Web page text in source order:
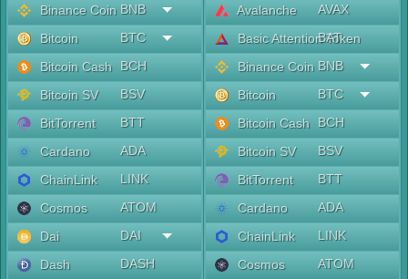
Binance Coin BNB
Bitcoin
BTC
Bitcoin Cash
BCH
Bitcoin SV
BSV
BitTorrent
BTT
Cardano
ADA
ChainLink
LINK
Cosmos
ATOM
Dai
DAI
Dash
DASH
Avalanche
AVAX
Basic Attention Token
BAT
Binance Coin BNB
Bitcoin
BTC
Bitcoin Cash
BCH
Bitcoin SV
BSV
BitTorrent
BTT
Cardano
ADA
ChainLink
LINK
Cosmos
ATOM